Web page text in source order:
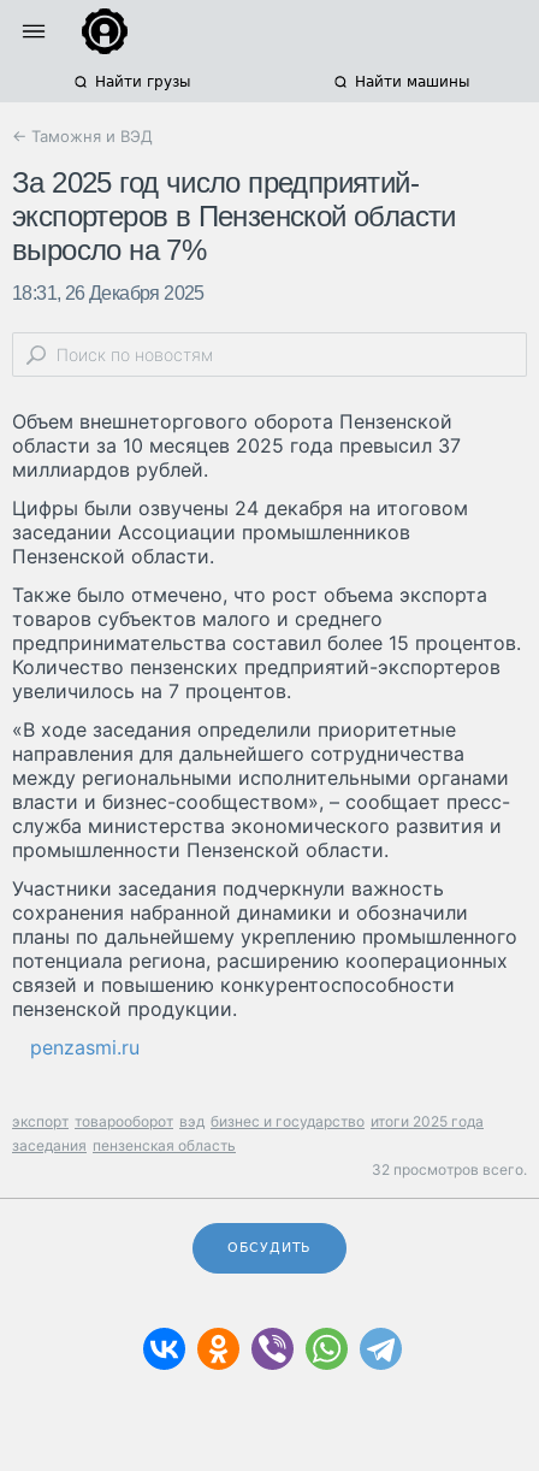
Найти грузы Найти машины
← Таможня и ВЭД
За 2025 год число предприятий-
экспортеров в Пензенской области
выросло на 7%
18:31, 26 Декабря 2025
Объем внешнеторгового оборота Пензенской
области за 10 месяцев 2025 года превысил 37
миллиардов рублей.
Цифры были озвучены 24 декабря на итоговом
заседании Ассоциации промышленников
Пензенской области.
Также было отмечено, что рост объема экспорта
товаров субъектов малого и среднего
предпринимательства составил более 15 процентов.
Количество пензенских предприятий-экспортеров
увеличилось на 7 процентов.
«В ходе заседания определили приоритетные
направления для дальнейшего сотрудничества
между региональными исполнительными органами
власти и бизнес-сообществом», – сообщает пресс-
служба министерства экономического развития и
промышленности Пензенской области.
Участники заседания подчеркнули важность
сохранения набранной динамики и обозначили
планы по дальнейшему укреплению промышленного
потенциала региона, расширению кооперационных
связей и повышению конкурентоспособности
пензенской продукции.
penzasmi.ru
экспорт товарооборот вэд бизнес и государство итоги 2025 года
заседания пензенская область
32 просмотров всего.
ОБСУДИТЬ